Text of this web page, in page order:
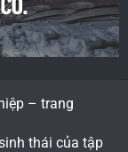
– trang
thái của tập